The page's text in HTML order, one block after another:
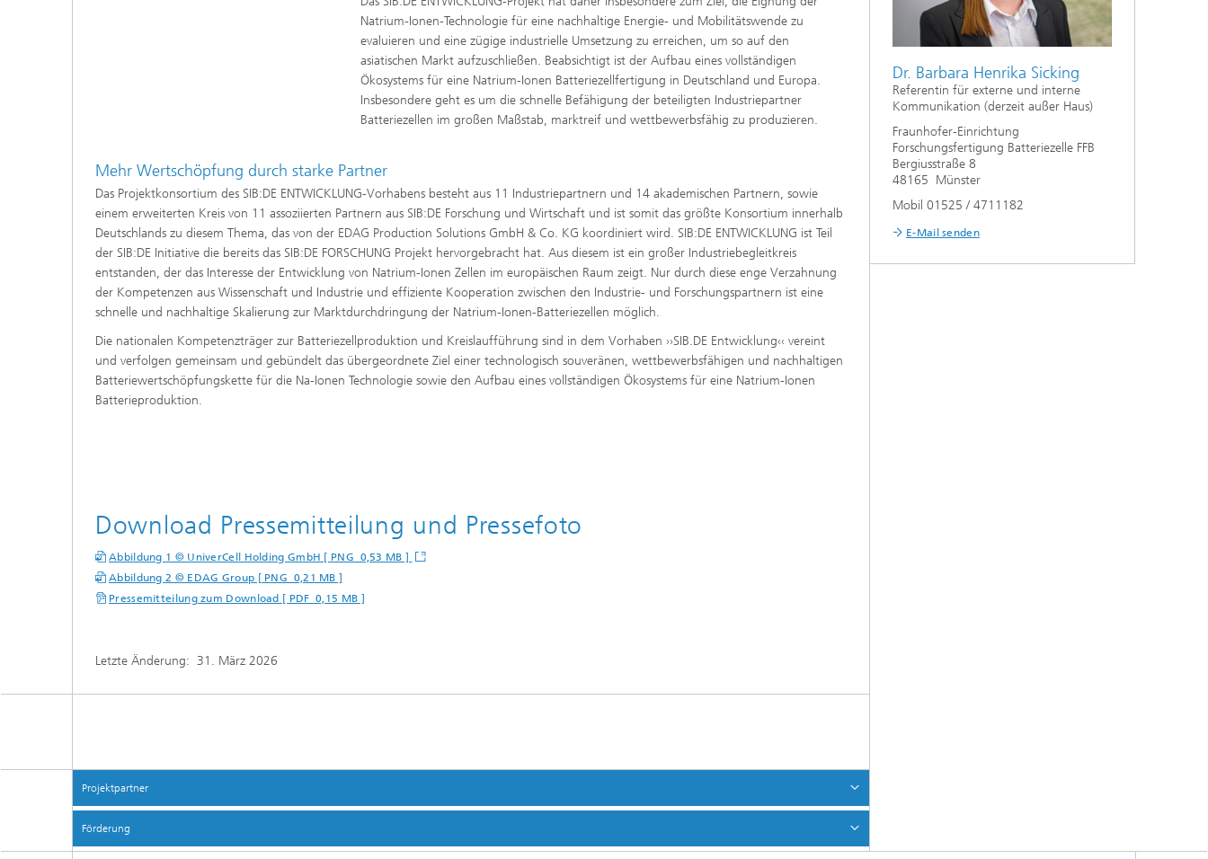
Natrium-Ionen-Technologie für eine nachhaltige Energie- und Mobilitätswende zu
evaluieren und eine zügige industrielle Umsetzung zu erreichen, um so auf den
asiatischen Markt aufzuschließen. Beabsichtigt ist der Aufbau eines vollständigen
Ökosystems für eine Natrium-Ionen Batteriezellfertigung in Deutschland und Europa.
Insbesondere geht es um die schnelle Befähigung der beteiligten Industriepartner
Batteriezellen im großen Maßstab, marktreif und wettbewerbsfähig zu produzieren.
Mehr Wertschöpfung durch starke Partner
Das Projektkonsortium des SIB:DE ENTWICKLUNG-Vorhabens besteht aus 11 Industriepartnern und 14 akademischen Partnern, sowie
einem erweiterten Kreis von 11 assoziierten Partnern aus SIB:DE Forschung und Wirtschaft und ist somit das größte Konsortium innerhalb
Deutschlands zu diesem Thema, das von der EDAG Production Solutions GmbH & Co. KG koordiniert wird. SIB:DE ENTWICKLUNG ist Teil
der SIB:DE Initiative die bereits das SIB:DE FORSCHUNG Projekt hervorgebracht hat. Aus diesem ist ein großer Industriebegleitkreis
entstanden, der das Interesse der Entwicklung von Natrium-Ionen Zellen im europäischen Raum zeigt. Nur durch diese enge Verzahnung
der Kompetenzen aus Wissenschaft und Industrie und effiziente Kooperation zwischen den Industrie- und Forschungspartnern ist eine
schnelle und nachhaltige Skalierung zur Marktdurchdringung der Natrium-Ionen-Batteriezellen möglich.
Die nationalen Kompetenzträger zur Batteriezellproduktion und Kreislaufführung sind in dem Vorhaben ››SIB.DE Entwicklung‹‹ vereint
und verfolgen gemeinsam und gebündelt das übergeordnete Ziel einer technologisch souveränen, wettbewerbsfähigen und nachhaltigen
Batteriewertschöpfungskette für die Na-Ionen Technologie sowie den Aufbau eines vollständigen Ökosystems für eine Natrium-Ionen
Batterieproduktion.
Download Pressemitteilung und Pressefoto
Abbildung 1 © UniverCell Holding GmbH [ PNG 0,53 MB ]
Abbildung 2 © EDAG Group [ PNG 0,21 MB ]
Pressemitteilung zum Download [ PDF 0,15 MB ]
Letzte Änderung: 31. März 2026
Projektpartner
Förderung
Dr. Barbara Henrika Sicking
Referentin für externe und interne
Kommunikation (derzeit außer Haus)
Fraunhofer-Einrichtung
Forschungsfertigung Batteriezelle FFB
Bergiusstraße 8
48165 Münster
Mobil 01525 / 4711182
E-Mail senden